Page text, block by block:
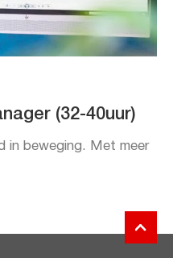
(32-40uur)
in beweging. Met meer